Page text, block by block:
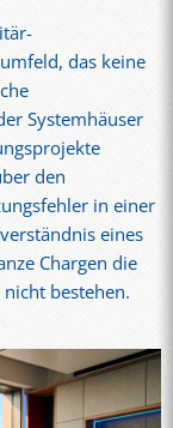
das keine
Systemhäuser
den
in einer
eines
Chargen die
bestehen.